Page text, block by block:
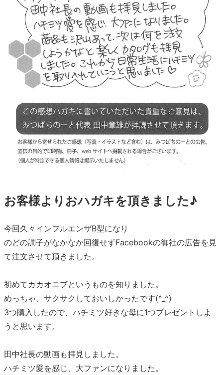
お客様よりおハガキを頂きました♪
今回久々インフルエンザB型になり
のどの調子がなかなか回復せずFacebookの御社の広告を見
て注文させて頂きました。
初めてカカオニブというものを知りました。
めっちゃ、サクサクしておいしかったです(^_^)
3つ購入したので、ハチミツ好きな母に1つプレゼントしよ
うと思います。
田中社長の動画も拝見しました。
ハチミツ愛を感じ、大ファンになりました。